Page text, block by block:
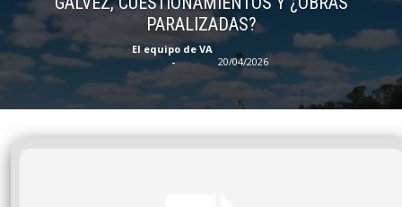
PARALIZADAS?
El equipo de VA
-
20/04/2026